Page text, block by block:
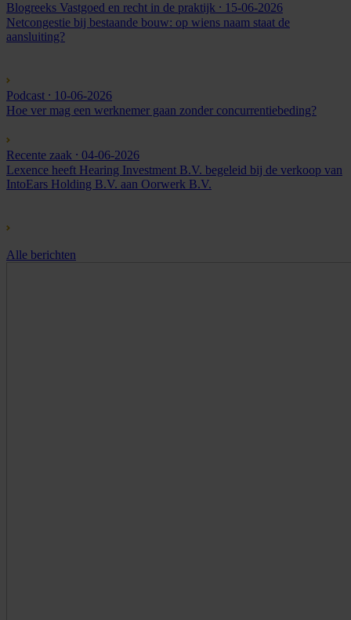
Blogreeks Vastgoed en recht in de praktijk ⸱ 15-06-2026
Netcongestie bij bestaande bouw: op wiens naam staat de
aansluiting?
Podcast ⸱ 10-06-2026
Hoe ver mag een werknemer gaan zonder concurrentiebeding?
Recente zaak ⸱ 04-06-2026
Lexence heeft Hearing Investment B.V. begeleid bij de verkoop van
IntoEars Holding B.V. aan Oorwerk B.V.
Alle berichten